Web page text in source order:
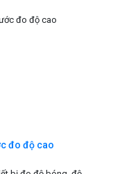
đo độ cao